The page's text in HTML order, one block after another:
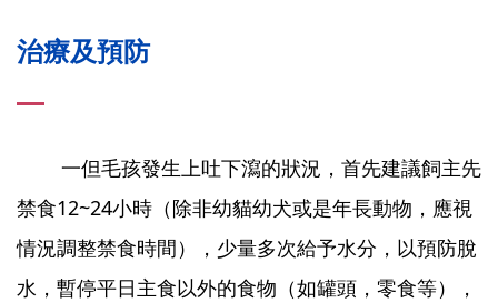
治療及預防
一但毛孩發生上吐下瀉的狀況，首先建議飼主先
禁食12~24小時（除非幼貓幼犬或是年長動物，應視
情況調整禁食時間），少量多次給予水分，以預防脫
水，暫停平日主食以外的食物（如罐頭，零食等），